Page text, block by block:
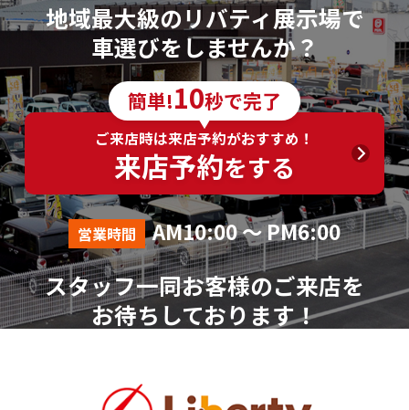
地域最大級のリバティ展示場で
車選びをしませんか？
簡単!10秒で完了
ご来店時は来店予約がおすすめ！
来店予約をする
営業時間 AM10:00 ～ PM6:00
スタッフ一同お客様のご来店を
お待ちしております！